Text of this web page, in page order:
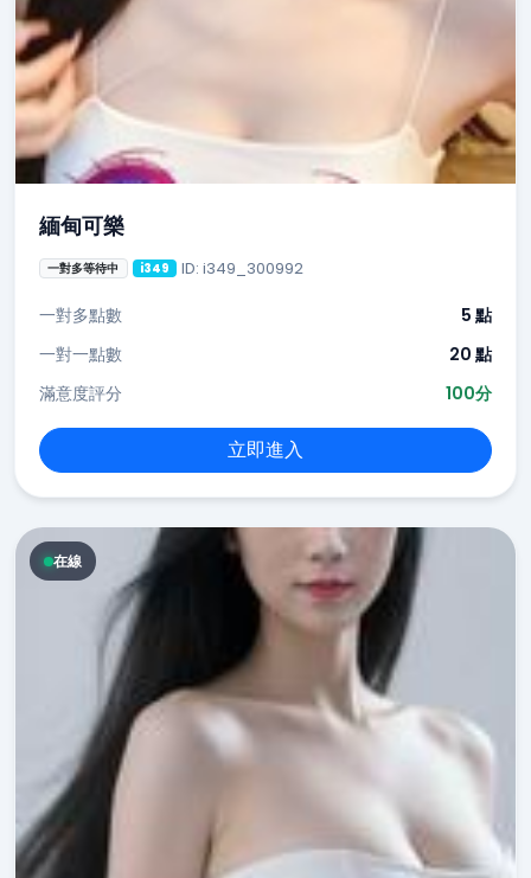
緬甸可樂
一對多等待中 i349 ID: i349_300992
一對多點數
5 點
一對一點數
20 點
滿意度評分
100分
立即進入
在線